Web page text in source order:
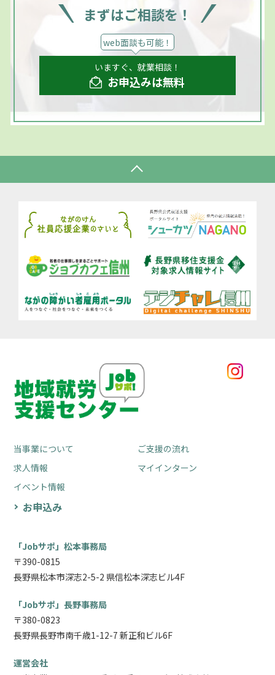
まずはご相談を！
web面談も可能！
いますぐ、就業相談！
お申込みは無料
当事業について
ご支援の流れ
求人情報
マイインターン
イベント情報
お申込み
「Jobサポ」松本事務局
〒390-0815
長野県松本市深志2-5-2 県信松本深志ビル4F
「Jobサポ」長野事務局
〒380-0823
長野県長野市南千歳1-12-7 新正和ビル6F
運営会社